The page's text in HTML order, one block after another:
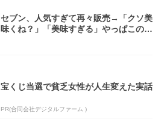
セブン、人気すぎて再々販売→「クソ美
味くね？」「美味すぎる」やっぱこのク
宝くじ当選で貧乏女性が人生変えた実話
PR(合同会社デジタルファーム )